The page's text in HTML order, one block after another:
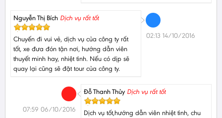
Nguyễn Thị Bích Dịch vụ rất tốt
Chuyến đi vui vẻ, dịch vụ của công ty rất
tốt, xe đưa đón tận nơi, hướng dẫn viên
thuyết minh hay, nhiệt tình. Nếu có dịp sẽ
quay lại cũng sẽ đặt tour của công ty.
02:13 14/10/2016
Đỗ Thanh Thủy Dịch vụ rất tốt
Dịch vụ tốt,hướng dẫn viên nhiệt tình, chu
07:59 06/10/2016